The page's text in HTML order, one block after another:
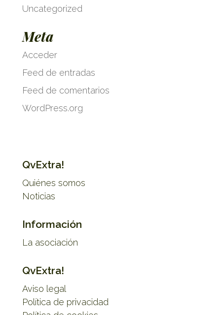
Uncategorized
Meta
Acceder
Feed de entradas
Feed de comentarios
WordPress.org
QvExtra!
Quiénes somos
Noticias
Información
La asociación
QvExtra!
Aviso legal
Política de privacidad